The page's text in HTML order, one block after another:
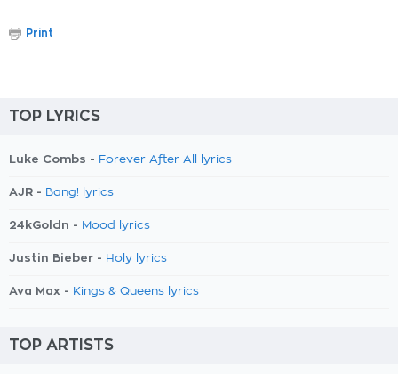
Print
TOP LYRICS
Luke Combs - Forever After All lyrics
AJR - Bang! lyrics
24kGoldn - Mood lyrics
Justin Bieber - Holy lyrics
Ava Max - Kings & Queens lyrics
TOP ARTISTS